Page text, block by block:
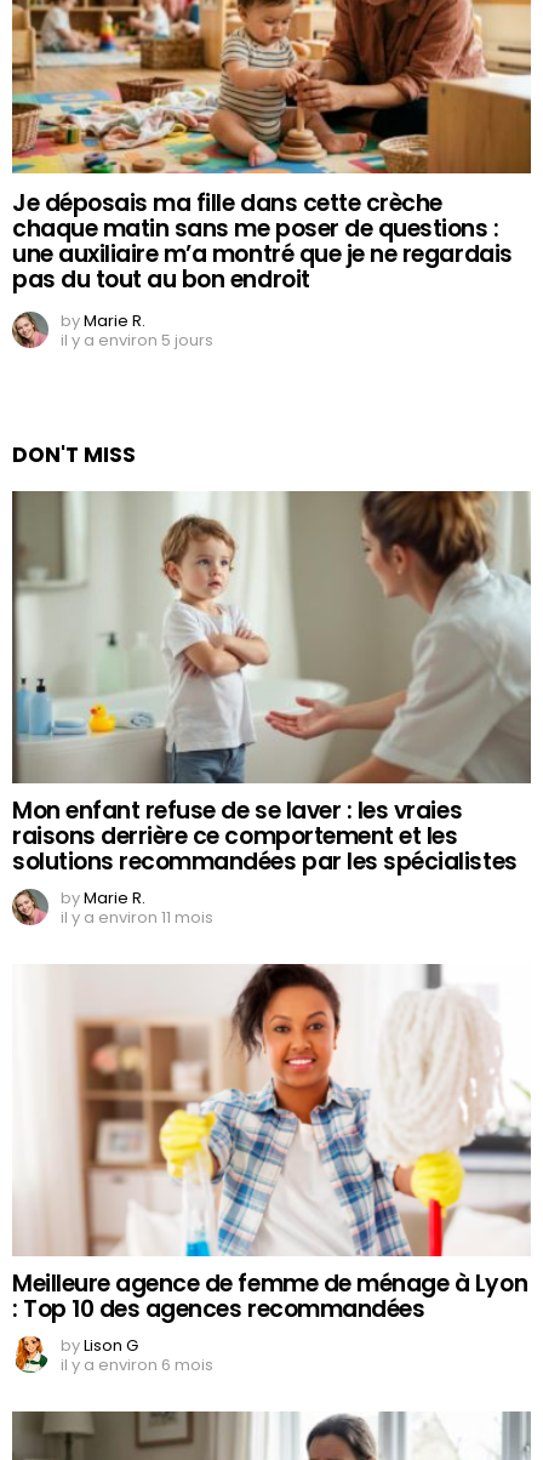
Je déposais ma fille dans cette crèche
chaque matin sans me poser de questions :
une auxiliaire m’a montré que je ne regardais
pas du tout au bon endroit
byMarie R.
il y a environ 5 jours
DON'T MISS
Mon enfant refuse de se laver : les vraies
raisons derrière ce comportement et les
solutions recommandées par les spécialistes
byMarie R.
il y a environ 11 mois
Meilleure agence de femme de ménage à Lyon
: Top 10 des agences recommandées
byLison G
il y a environ 6 mois